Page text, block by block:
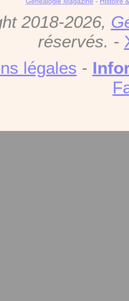
2018-2026,
réservés. -
légales -